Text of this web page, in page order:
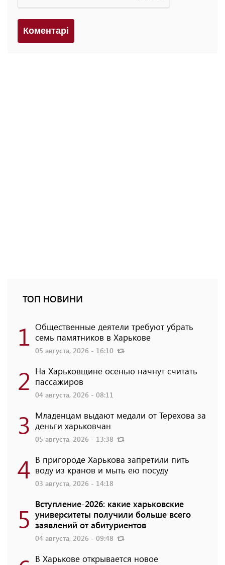
Коментарi
ТОП НОВИНИ
1 Общественные деятели требуют убрать
семь памятников в Харькове
05 августа, 2026 - 16:10
2 На Харьковщине осенью начнут считать
пассажиров
04 августа, 2026 - 08:11
3 Младенцам выдают медали от Терехова за
деньги харьковчан
05 августа, 2026 - 13:38
4 В пригороде Харькова запретили пить
воду из кранов и мыть ею посуду
03 августа, 2026 - 14:18
5 Вступление-2026: какие харьковские
университеты получили больше всего
заявлений от абитуриентов
04 августа, 2026 - 09:48
В Харькове открывается новое